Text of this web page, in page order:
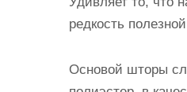
редкость
Основой шторы